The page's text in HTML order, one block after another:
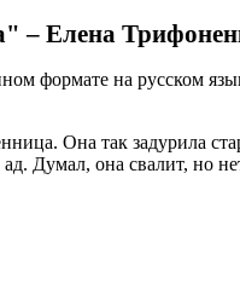
– Елена
формате на русском
Она так задурила
Думал, она свалит, но